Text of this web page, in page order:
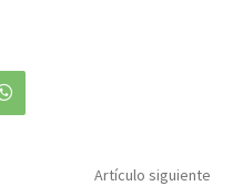
Artículo siguiente